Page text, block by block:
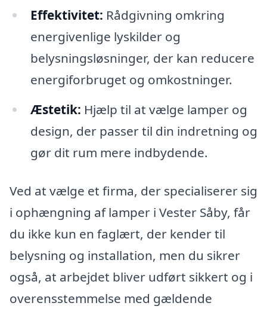
Effektivitet: Rådgivning omkring
energivenlige lyskilder og
belysningsløsninger, der kan reducere
energiforbruget og omkostninger.
Æstetik: Hjælp til at vælge lamper og
design, der passer til din indretning og
gør dit rum mere indbydende.
Ved at vælge et firma, der specialiserer sig
i ophængning af lamper i Vester Såby, får
du ikke kun en faglært, der kender til
belysning og installation, men du sikrer
også, at arbejdet bliver udført sikkert og i
overensstemmelse med gældende